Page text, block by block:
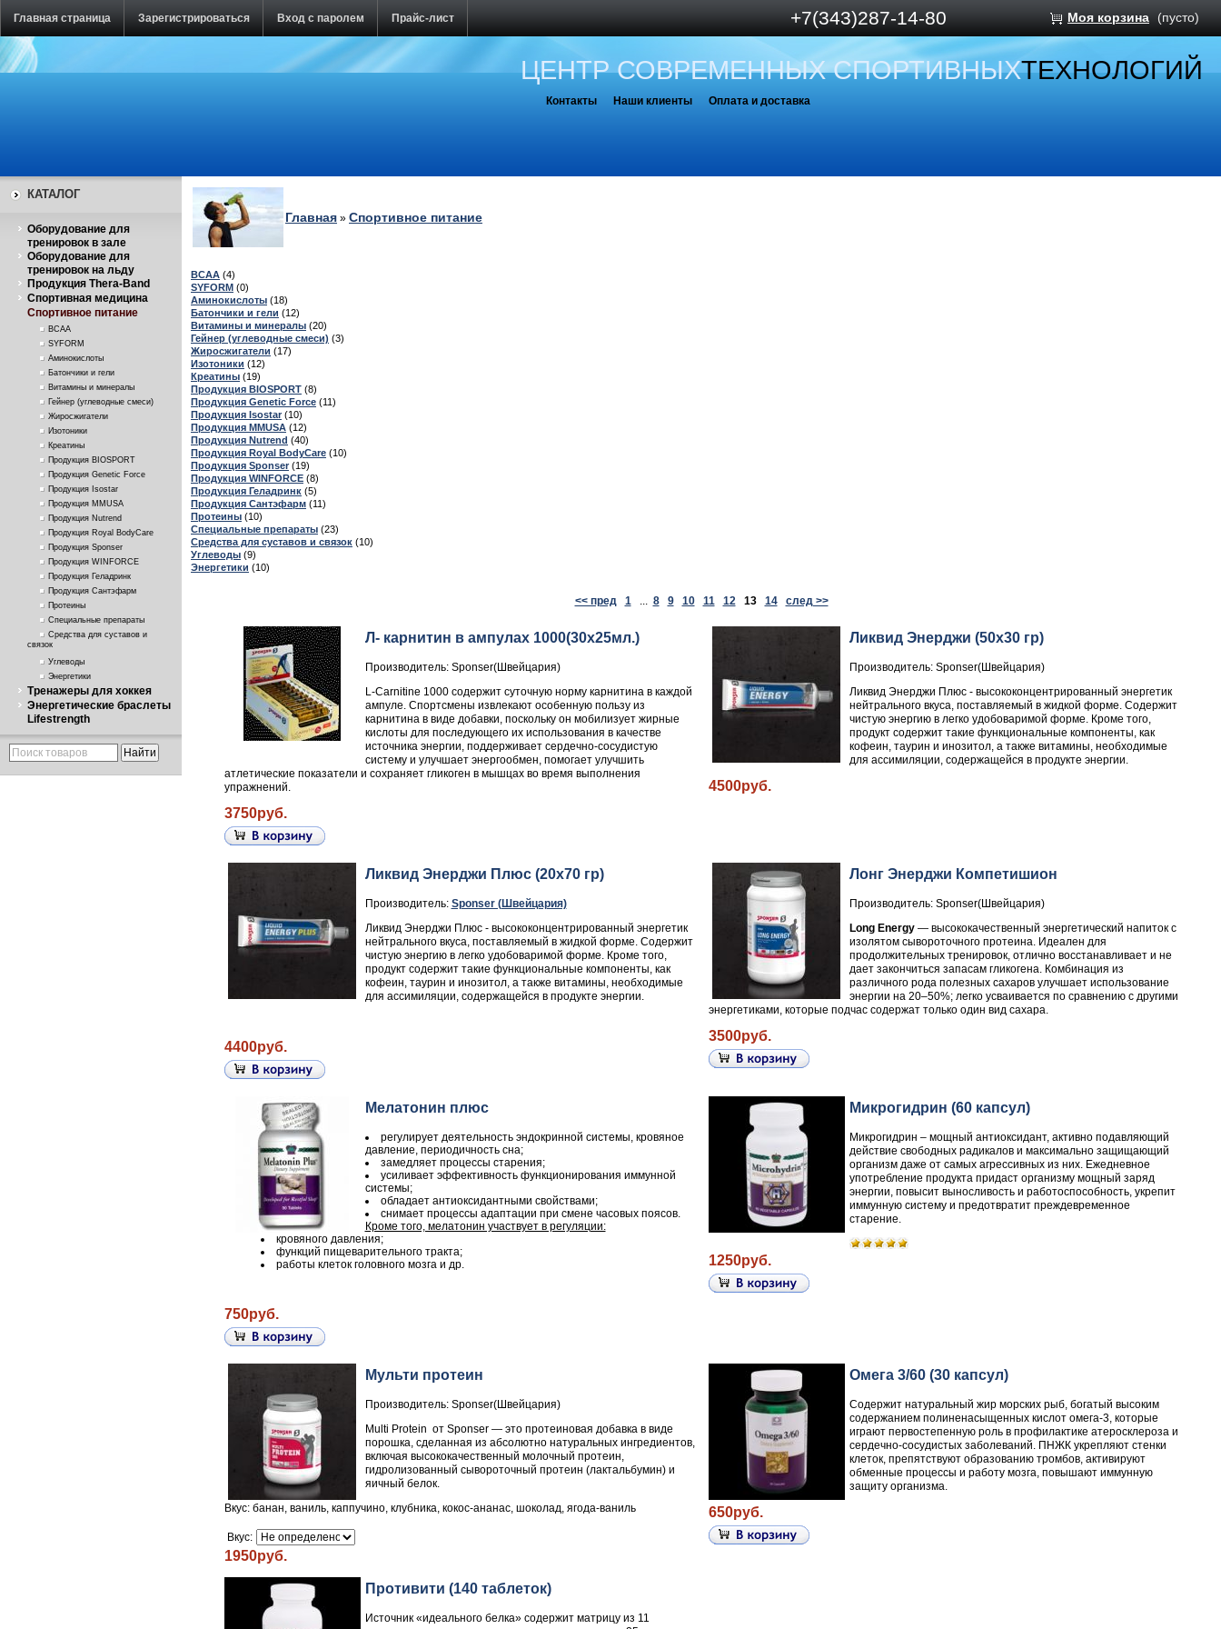
Главная страница Зарегистрироваться Вход с паролем Прайс-лист +7(343)287-14-80 Моя корзина (пусто)
ЦЕНТР СОВРЕМЕННЫХ СПОРТИВНЫХТЕХНОЛОГИЙ
Контакты Наши клиенты Оплата и доставка
КАТАЛОГ
Оборудование для
тренировок в зале
Оборудование для
тренировок на льду
Продукция Thera-Band
Спортивная медицина
Спортивное питание
BCAA
SYFORM
Аминокислоты
Батончики и гели
Витамины и минералы
Гейнер (углеводные смеси)
Жиросжигатели
Изотоники
Креатины
Продукция BIOSPORT
Продукция Genetic Force
Продукция Isostar
Продукция MMUSA
Продукция Nutrend
Продукция Royal BodyCare
Продукция Sponser
Продукция WINFORCE
Продукция Геладринк
Продукция Сантэфарм
Протеины
Специальные препараты
Средства для суставов и
связок
Углеводы
Энергетики
Тренажеры для хоккея
Энергетические браслеты
Lifestrength
Главная » Спортивное питание
BCAA (4)
SYFORM (0)
Аминокислоты (18)
Батончики и гели (12)
Витамины и минералы (20)
Гейнер (углеводные смеси) (3)
Жиросжигатели (17)
Изотоники (12)
Креатины (19)
Продукция BIOSPORT (8)
Продукция Genetic Force (11)
Продукция Isostar (10)
Продукция MMUSA (12)
Продукция Nutrend (40)
Продукция Royal BodyCare (10)
Продукция Sponser (19)
Продукция WINFORCE (8)
Продукция Геладринк (5)
Продукция Сантэфарм (11)
Протеины (10)
Специальные препараты (23)
Средства для суставов и связок (10)
Углеводы (9)
Энергетики (10)
<< пред 1 8 9 10 11 12 13 14 след >>
Л- карнитин в ампулах 1000(30x25мл.)
Производитель: Sponser(Швейцария)
L-Carnitine 1000 содержит суточную норму карнитина в каждой
ампуле. Спортсмены извлекают особенную пользу из
карнитина в виде добавки, поскольку он мобилизует жирные
кислоты для последующего их использования в качестве
источника энергии, поддерживает сердечно-сосудистую
систему и улучшает энергообмен, помогает улучшить
атлетические показатели и сохраняет гликоген в мышцах во время выполнения
упражнений.
3750руб.
Ликвид Энерджи (50x30 гр)
Производитель: Sponser(Швейцария)
Ликвид Энерджи Плюс - высококонцентрированный энергетик
нейтрального вкуса, поставляемый в жидкой форме. Содержит
чистую энергию в легко удобоваримой форме. Кроме того,
продукт содержит такие функциональные компоненты, как
кофеин, таурин и инозитол, а также витамины, необходимые
для ассимиляции, содержащейся в продукте энергии.
4500руб.
Ликвид Энерджи Плюс (20x70 гр)
Производитель: Sponser (Швейцария)
Ликвид Энерджи Плюс - высококонцентрированный энергетик
нейтрального вкуса, поставляемый в жидкой форме. Содержит
чистую энергию в легко удобоваримой форме. Кроме того,
продукт содержит такие функциональные компоненты, как
кофеин, таурин и инозитол, а также витамины, необходимые
для ассимиляции, содержащейся в продукте энергии.
4400руб.
Лонг Энерджи Компетишион
Производитель: Sponser(Швейцария)
Long Energy— высококачественный энергетический напиток с
изолятом сывороточного протеина. Идеален для
продолжительных тренировок, отлично восстанавливает и не
дает закончиться запасам гликогена. Комбинация из
различного рода полезных сахаров улучшает использование
энергии на 20–50%; легко усваивается по сравнению с другими
энергетиками, которые подчас содержат только один вид сахара.
3500руб.
Мелатонин плюс
регулирует деятельность эндокринной системы, кровяное
давление, периодичность сна;
замедляет процессы старения;
усиливает эффективность функционирования иммунной
системы;
обладает антиоксидантными свойствами;
снимает процессы адаптации при смене часовых поясов.
Кроме того, мелатонин участвует в регуляции:
кровяного давления;
функций пищеварительного тракта;
работы клеток головного мозга и др.
750руб.
Микрогидрин (60 капсул)
Микрогидрин – мощный антиоксидант, активно подавляющий
действие свободных радикалов и максимально защищающий
организм даже от самых агрессивных из них. Ежедневное
употребление продукта придаст организму мощный заряд
энергии, повысит выносливость и работоспособность, укрепит
иммунную систему и предотвратит преждевременное
старение.
1250руб.
Мульти протеин
Производитель: Sponser(Швейцария)
Multi Protein от Sponser — это протеиновая добавка в виде
порошка, сделанная из абсолютно натуральных ингредиентов,
включая высококачественный молочный протеин,
гидролизованный сывороточный протеин (лактальбумин) и
яичный белок.
Вкус: банан, ваниль, каппучино, клубника, кокос-ананас, шоколад, ягода-ваниль
Вкус:
1950руб.
Омега 3/60 (30 капсул)
Содержит натуральный жир морских рыб, богатый высоким
содержанием полиненасыщенных кислот омега-3, которые
играют первостепенную роль в профилактике атеросклероза и
сердечно-сосудистых заболеваний. ПНЖК укрепляют стенки
клеток, препятствуют образованию тромбов, активируют
обменные процессы и работу мозга, повышают иммунную
защиту организма.
650руб.
Противити (140 таблеток)
Источник «идеального белка» содержит матрицу из 11